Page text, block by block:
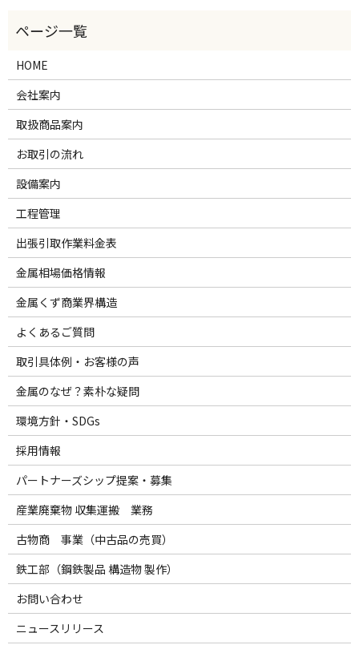
HOME
会社案内
取扱商品案内
お取引の流れ
設備案内
工程管理
出張引取作業料金表
金属相場価格情報
金属くず商業界構造
よくあるご質問
取引具体例・お客様の声
金属のなぜ？素朴な疑問
環境方針・SDGs
採用情報
パートナーズシップ提案・募集
産業廃棄物 収集運搬 業務
古物商 事業（中古品の売買）
鉄工部（鋼鉄製品 構造物 製作）
お問い合わせ
ニュースリリース